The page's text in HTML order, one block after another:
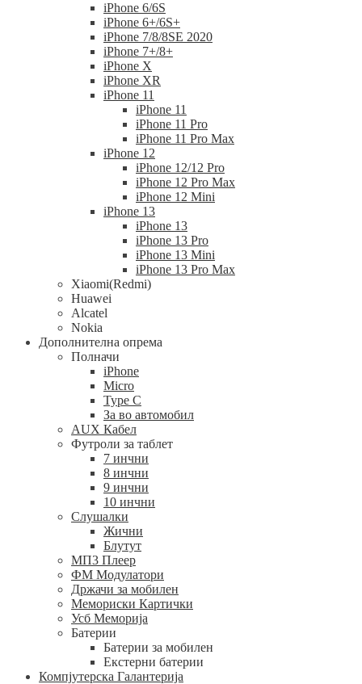
iPhone 6/6S
iPhone 6+/6S+
iPhone 7/8/8SE 2020
iPhone 7+/8+
iPhone X
iPhone XR
iPhone 11
iPhone 11
iPhone 11 Pro
iPhone 11 Pro Max
iPhone 12
iPhone 12/12 Pro
iPhone 12 Pro Max
iPhone 12 Mini
iPhone 13
iPhone 13
iPhone 13 Pro
iPhone 13 Mini
iPhone 13 Pro Max
Xiaomi(Redmi)
Huawei
Alcatel
Nokia
Дополнителна опрема
Полначи
iPhone
Micro
Type C
За во автомобил
AUX Кабел
Футроли за таблет
7 инчни
8 инчни
9 инчни
10 инчни
Слушалки
Жични
Блутут
МП3 Плеер
ФМ Модулатори
Држачи за мобилен
Мемориски Картички
Усб Меморија
Батерии
Батерии за мобилен
Екстерни батерии
Компјутерска Галантерија